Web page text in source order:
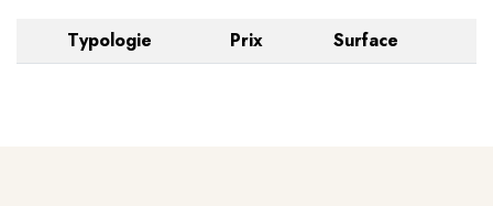
Typologie Prix Surface